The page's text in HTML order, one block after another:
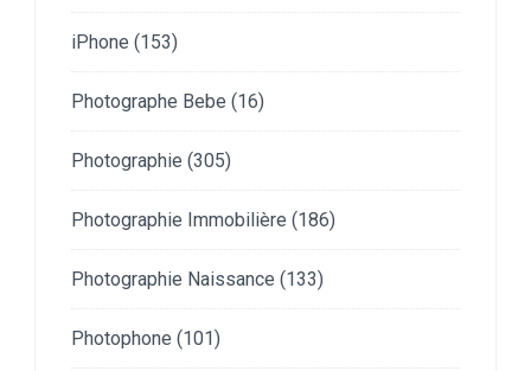
iPhone (153)
Photographe Bebe (16)
Photographie (305)
Photographie Immobilière (186)
Photographie Naissance (133)
Photophone (101)